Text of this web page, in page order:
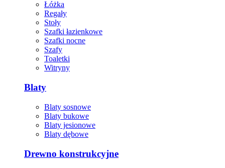
Łóżka
Regały
Stoły
Szafki łazienkowe
Szafki nocne
Szafy
Toaletki
Witryny
Blaty
Blaty sosnowe
Blaty bukowe
Blaty jesionowe
Blaty dębowe
Drewno konstrukcyjne